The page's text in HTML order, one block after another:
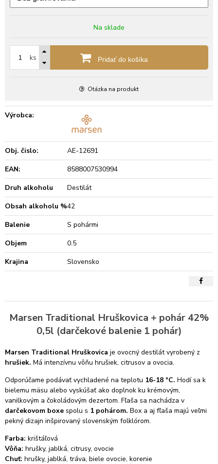
Na sklade
ks Pridať do košíka
Otázka na produkt
Výrobca:
Obj. čislo:
AE-12691
EAN:
8588007530994
Druh alkoholu
Destilát
Obsah alkoholu %42
Balenie
S pohármi
Objem
0.5
Krajina
Slovensko
Marsen Traditional Hruškovica + pohár 42%
0,5l (darčekové balenie 1 pohár)
Marsen Traditional Hruškovica je ovocný destilát vyrobený z
hrušiek. Má intenzívnu vôňu hrušiek, citrusov a ovocia.
Odporúčame podávať vychladené na teplotu 16-18 °C. Hodí sa k
bielemu mäsu alebo vyskúšať ako doplnok ku krémovým,
vanilkovým a čokoládovým dezertom. Fľaša sa nachádza v
darčekovom boxe spolu s 1 pohárom. Box a aj fľaša majú veľmi
pekný dizajn inšpirovaný slovenským folklórom.
Farba: krištáľová
Vôňa: hrušky, jablká, citrusy, ovocie
Chuť: hrušky, jablká, tráva, biele ovocie, korenie